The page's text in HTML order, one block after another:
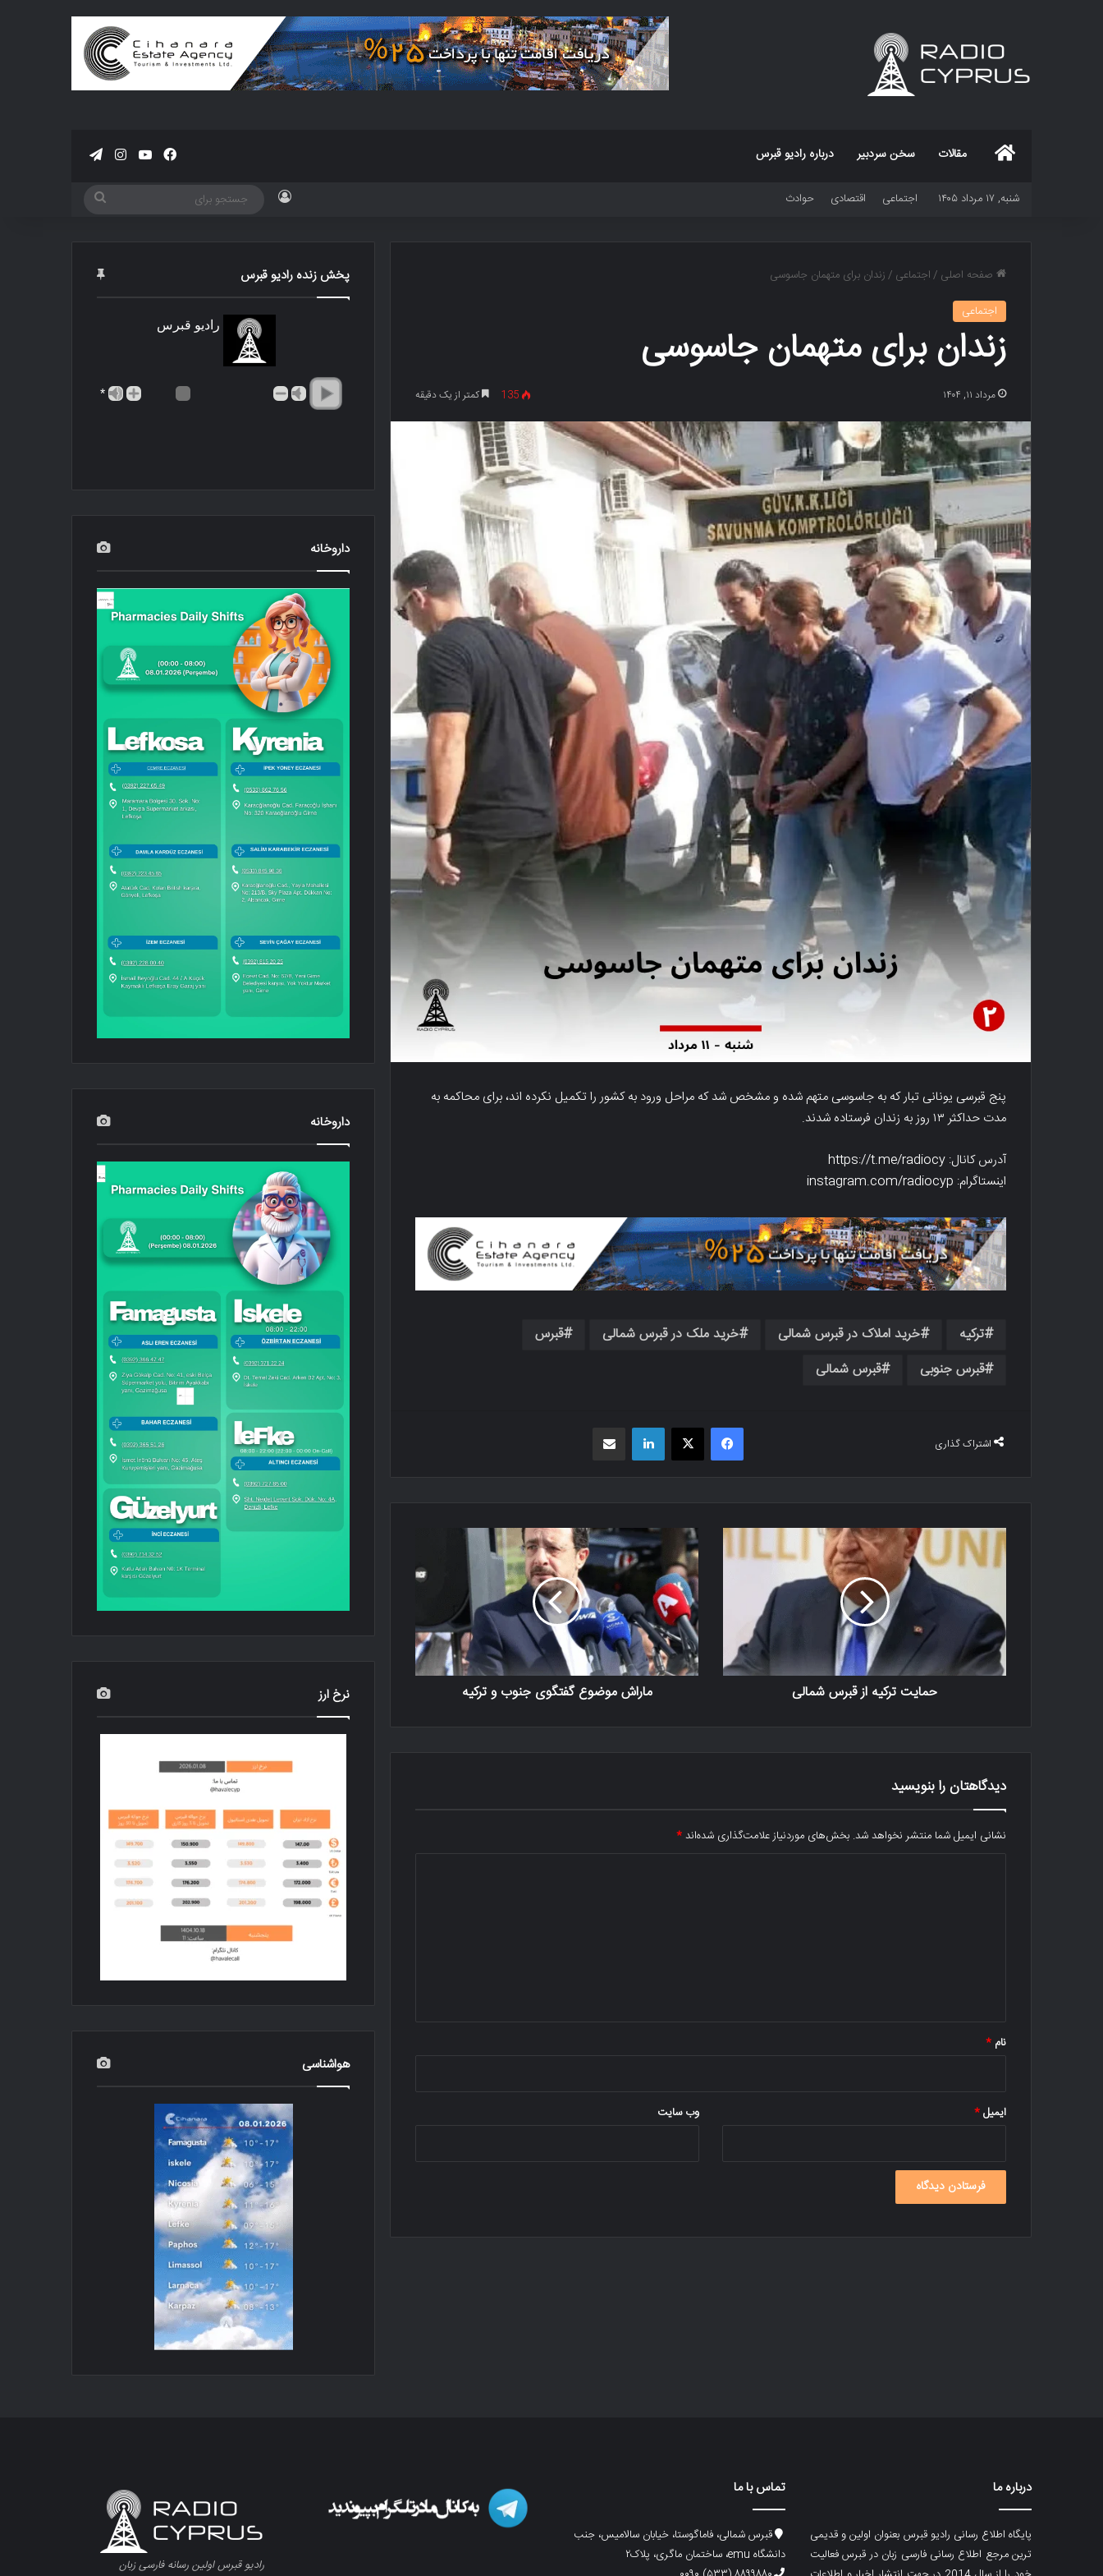
مقالات سخن سردبیر درباره رادیو قبرس فیسبوکیوتیوباینستاگرام
شنبه, ۱۷ مرداد ۱۴۰۵ اجتماعی اقتصادی حوادث
صفحه اصلی /اجتماعی /زندان برای متهمان جاسوسی
اجتماعی
زندان برای متهمان جاسوسی
مرداد ۱۱, ۱۴۰۴ 135 کمتر از یک دقیقه
پنج قبرسی یونانی تبار که به جاسوسی متهم شده و مشخص شد که مراحل ورود به کشور را تکمیل نکرده اند، برای محاکمه به
مدت حداکثر ۱۳ روز به زندان فرستاده شدند.
آدرس کانال: https://t.me/radiocy
اینستاگرام: instagram.com/radiocyp
ترکیه خرید املاک در قبرس شمالی خرید ملک در قبرس شمالی
قبرس
قبرس جنوبی
قبرس شمالی
اشتراک گذاری
فیسبوک X
حمایت ترکیه از قبرس شمالی ماراش موضوع گفتگوی جنوب و ترکیه
دیدگاهتان را بنویسید
نشانی ایمیل شما منتشر نخواهد شد. بخش‌های موردنیاز علامت‌گذاری شده‌اند*
نام *
ایمیل* وب‌ سایت
پخش زنده رادیو قبرس
رادیو قبرس
*
داروخانه
داروخانه
نرخ ارز
هواشناسی
درباره ما
پایگاه اطلاع رسانی رادیو قبرس بعنوان اولین و قدیمی
ترین مرجع اطلاع رسانی فارسی زبان در قبرس فعالیت
تماس با ما
قبرس شمالی، فاماگوستا، خیابان سالامیس، جنب
دانشگاه emu، ساختمان ماگری، پلاک۲
رادیو قبرس اولین رسانه فارسی زبان